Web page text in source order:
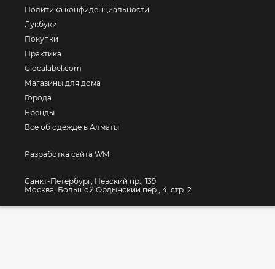
Политика конфиденциальности
Лукбуки
Покупки
Практика
Glocalabel.com
Магазины для дома
Города
Бренды
Все об одежде в Алматы
Разработка сайта WM
Санкт-Петербург, Невский пр., 139
Москва, Большой Ордынский пер., 4, стр. 2